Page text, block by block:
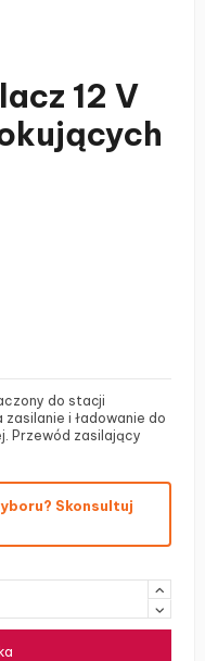
12 V
do stacji
i ładowanie do
Przewód zasilający
Skonsultuj